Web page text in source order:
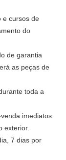
e cursos de
do
de garantia
as peças de
toda a
imediatos
exterior.
7 dias por